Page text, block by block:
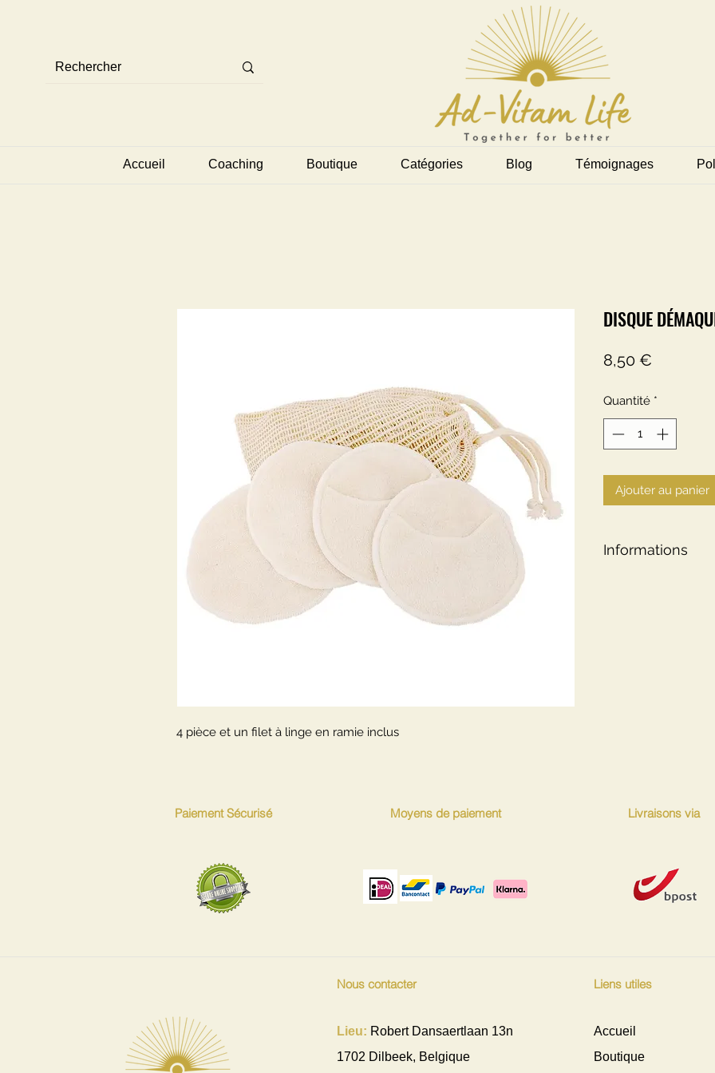
Accueil Coaching Boutique Catégories Blog Témoignages
4 pièce et un filet à linge en ramie inclus
DISQUE
8,50 €
Quantité *
Ajouter au panier
Informations
Paiement Sécurisé Moyens de paiement Livraisons via
Nous contacter Liens utiles
Lieu: Robert Dansaertlaan 13n
1702 Dilbeek, Belgique
Accueil
Boutique